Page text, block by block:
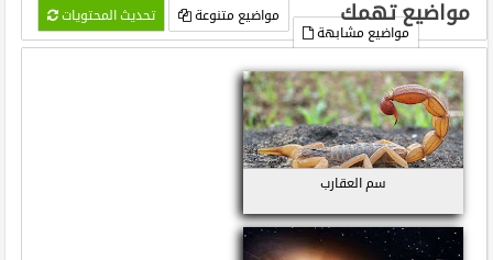
مواضيع تهمك تحديث المحتويات
مواضيع متنوعة
مواضيع مشابهة
سم العقارب